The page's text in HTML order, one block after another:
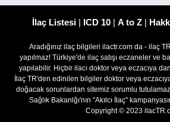
İlaç Listesi | ICD 10 | A to Z |
Aradığınız ilaç bilgileri ilactr.com da - ilaç
yapılmaz! Türkiye'de ilaç satışı eczaneler ve
yapılabilir. Hiçbir ilacı doktor veya eczacıya
İlaç TR'den edinilen bilgiler doktor veya
doğacak sorunlardan sitemiz sorumlu
Sağlık Bakanlğı'nın "Akılcı İlaç"
Copyright © 2023